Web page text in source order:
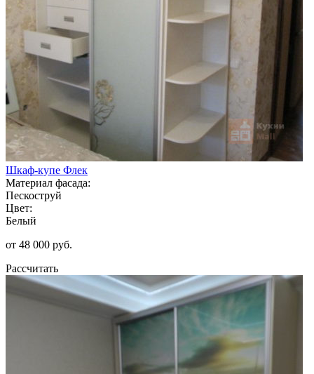
Шкаф-купе Флек
Материал фасада:
Пескоструй
Цвет:
Белый
от 48 000 руб.
Рассчитать